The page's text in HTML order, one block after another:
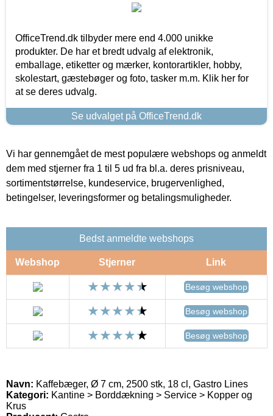
OfficeTrend.dk tilbyder mere end 4.000 unikke
produkter. De har et bredt udvalg af elektronik,
emballage, etiketter og mærker, kontorartikler, hobby,
skolestart, gæstebøger og foto, tasker m.m. Klik her for
at se deres udvalg.
Se udvalget på OfficeTrend.dk
Vi har gennemgået de mest populære webshops og anmeldt
dem med stjerner fra 1 til 5 ud fra bl.a. deres prisniveau,
sortimentstørrelse, kundeservice, brugervenlighed,
betingelser, leveringsformer og betalingsmuligheder.
Bedst anmeldte webshops
Webshop Stjerner Link
Besøg webshop
Besøg webshop
Besøg webshop
Navn: Kaffebæger, Ø 7 cm, 2500 stk, 18 cl, Gastro Lines
Kategori: Kantine > Borddækning > Service > Kopper og
Krus